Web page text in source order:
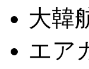
大韓
エア